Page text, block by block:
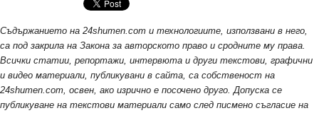
Съдържанието на 24shumen.com и технологиите, използвани в него,
са под закрила на Закона за авторското право и сродните му права.
Всички статии, репортажи, интервюта и други текстови, графични
и видео материали, публикувани в сайта, са собственост на
24shumen.com, освен, ако изрично е посочено друго. Допуска се
публикуване на текстови материали само след писмено съгласие на